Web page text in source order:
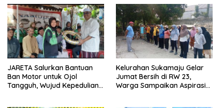
JARETA Salurkan Bantuan
Ban Motor untuk Ojol
Tangguh, Wujud Kepedulian
Kelurahan Sukamaju Gelar
Jumat Bersih di RW 23,
Warga Sampaikan Aspirasi